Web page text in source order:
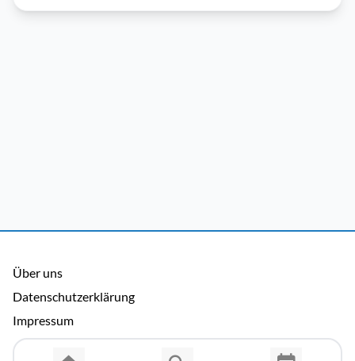
Über uns
Datenschutzerklärung
Impressum